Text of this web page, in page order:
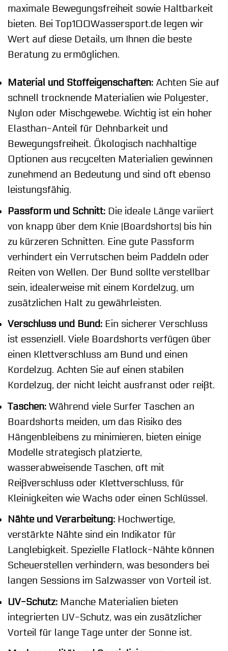
maximale Bewegungsfreiheit sowie Haltbarkeit
bieten. Bei Top100Wassersport.de legen wir
Wert auf diese Details, um Ihnen die beste
Beratung zu ermöglichen.
Material und Stoffeigenschaften: Achten Sie auf
schnell trocknende Materialien wie Polyester,
Nylon oder Mischgewebe. Wichtig ist ein hoher
Elasthan-Anteil für Dehnbarkeit und
Bewegungsfreiheit. Ökologisch nachhaltige
Optionen aus recycelten Materialien gewinnen
zunehmend an Bedeutung und sind oft ebenso
leistungsfähig.
Passform und Schnitt: Die ideale Länge variiert
von knapp über dem Knie (Boardshorts) bis hin
zu kürzeren Schnitten. Eine gute Passform
verhindert ein Verrutschen beim Paddeln oder
Reiten von Wellen. Der Bund sollte verstellbar
sein, idealerweise mit einem Kordelzug, um
zusätzlichen Halt zu gewährleisten.
Verschluss und Bund: Ein sicherer Verschluss
ist essenziell. Viele Boardshorts verfügen über
einen Klettverschluss am Bund und einen
Kordelzug. Achten Sie auf einen stabilen
Kordelzug, der nicht leicht ausfranst oder reißt.
Taschen: Während viele Surfer Taschen an
Boardshorts meiden, um das Risiko des
Hängenbleibens zu minimieren, bieten einige
Modelle strategisch platzierte,
wasserabweisende Taschen, oft mit
Reißverschluss oder Klettverschluss, für
Kleinigkeiten wie Wachs oder einen Schlüssel.
Nähte und Verarbeitung: Hochwertige,
verstärkte Nähte sind ein Indikator für
Langlebigkeit. Spezielle Flatlock-Nähte können
Scheuerstellen verhindern, was besonders bei
langen Sessions im Salzwasser von Vorteil ist.
UV-Schutz: Manche Materialien bieten
integrierten UV-Schutz, was ein zusätzlicher
Vorteil für lange Tage unter der Sonne ist.